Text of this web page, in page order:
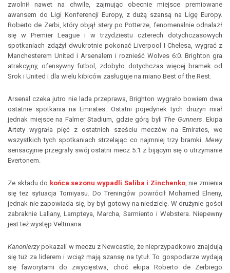
zwolnił nawet na chwile, zajmując obecnie miejsce premiowane
awansem do Ligi Konferencji Europy, z dużą szansą na Ligę Europy.
Roberto de Zerbi, który objął stery po Potterze, fenomenalnie odnalazł
się w Premier League i w trzydziestu czterech dotychczasowych
spotkaniach zdążył dwukrotnie pokonać Liverpool I Chelesa, wygrać z
Manchesterem United i Arsenalem i roznieść Wolves 6:0. Brighton gra
atrakcyjny, ofensywny futbol, zdobyło dotychczas więcej bramek od
Srok i United i dla wielu kibiców zasługuje na miano Best of the Rest.
Arsenal czeka jutro nie lada przeprawa, Brighton wygrało bowiem dwa
ostatnie spotkania na Emirates. Ostatni pojedynek tych drużyn miał
jednak miejsce na Falmer Stadium, gdzie górą byli The Gunners. Ekipa
Artety wygrała pięć z ostatnich sześciu meczów na Emirates, we
wszystkich tych spotkaniach strzelając co najmniej trzy bramki. Mewy
sensacyjnie przegrały swój ostatni mecz 5:1 z bijącym się o utrzymanie
Evertonem.
Ze składu do końca sezonu wypadli Saliba i Zinchenko, nie zmienia
się też sytuacja Tomiyasu. Do Treningów powrócił Mohamed Elneny,
jednak nie zapowiada się, by był gotowy na niedzielę. W drużynie gości
zabraknie Lallany, Lampteya, Marcha, Sarmiento i Webstera. Niepewny
jest też występ Veltmana.
Kanonierzypokazali w meczu z Newcastle, że nieprzypadkowo znajdują
się tuż za liderem i wciąż mają szansę na tytuł. To gospodarze wydają
się faworytami do zwycięstwa, choć ekipa Roberto de Zerbiego